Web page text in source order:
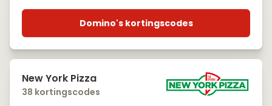
Domino's kortingscodes
New York Pizza
38 kortingscodes